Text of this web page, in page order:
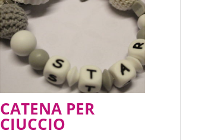
CATENA PER
CIUCCIO